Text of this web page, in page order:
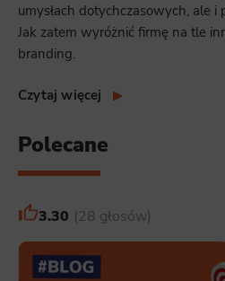
umysłach dotychczasowych, ale
Jak zatem wyróżnić firmę na tle
branding.
Czytaj więcej
Polecane
3.30 28 głosów